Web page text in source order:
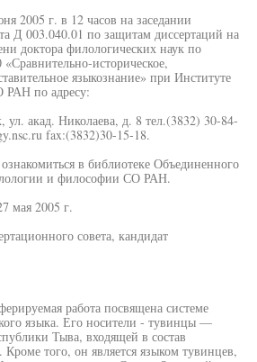
2005 г. в 12 часов на заседании
Д 003.040.01 по защитам диссертаций на
доктора филологических наук по
историческое,
языкознание» при Институте
по адресу:
ул. акад. Николаева, д. 8 тел.(3832) 30-84-
fax:(3832)30-15-18.
в библиотеке Объединенного
и философии СО РАН.
мая 2005 г.
совета, кандидат
работа посвящена системе
языка. Его носители - тувинцы —
Тыва, входящей в состав
того, он является языком тувинцев,